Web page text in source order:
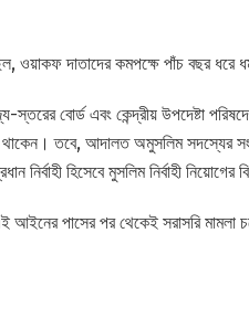
ওয়াকফ দাতাদের কমপক্ষে পাঁচ বছর ধরে
স্তরের বোর্ড এবং কেন্দ্রীয় উপদেষ্টা
তবে, আদালত অমুসলিম সদস্যের
নির্বাহী হিসেবে মুসলিম নির্বাহী
এই আইনের পাসের পর থেকেই সরাসরি